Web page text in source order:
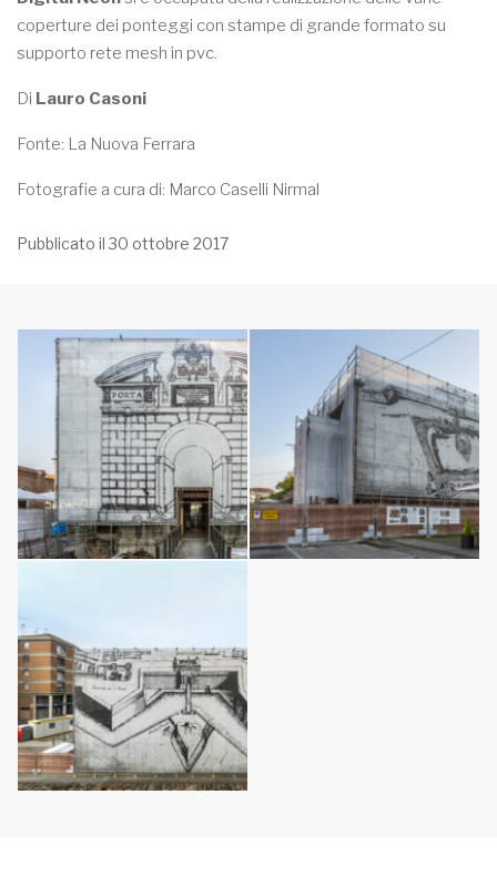
coperture dei ponteggi con stampe di grande formato su
supporto rete mesh in pvc.
Di Lauro Casoni
Fonte: La Nuova Ferrara
Fotografie a cura di: Marco Caselli Nirmal
Pubblicato il 30 ottobre 2017